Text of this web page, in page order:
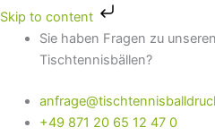
Skip to content
Zum
springen
Sie haben Fragen zu
Tischtennisbällen?
+49 871 20 65 12 47 0